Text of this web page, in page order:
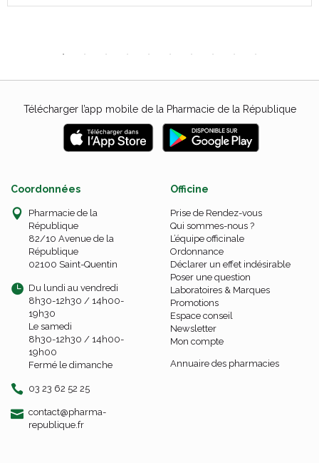
Télécharger l’app mobile de la Pharmacie de la République
Coordonnées
Pharmacie de la
République
82/10 Avenue de la
République
02100 Saint-Quentin
Du lundi au vendredi
8h30-12h30 / 14h00-
19h30
Le samedi
8h30-12h30 / 14h00-
19h00
Fermé le dimanche
03 23 62 52 25
contact-
@-
pharma-
republique.fr
Officine
Prise de Rendez-vous
Qui sommes-nous ?
L’équipe officinale
Ordonnance
Déclarer un effet indésirable
Poser une question
Laboratoires & Marques
Promotions
Espace conseil
Newsletter
Mon compte
Annuaire des pharmacies